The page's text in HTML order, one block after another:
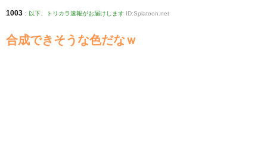
1003 : 以下、トリカラ速報がお届けします ID:Splatoon.net
合成できそうな色だなｗ